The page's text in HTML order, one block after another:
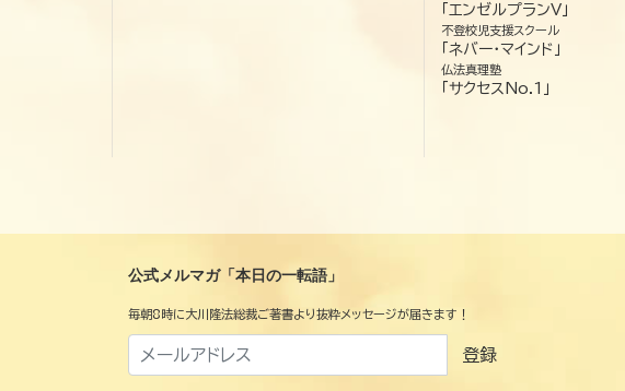
「エンゼルプランV」
不登校児支援スクール
「ネバー・マインド」
仏法真理塾
「サクセスNo.1」
公式メルマガ「本日の一転語」
毎朝8時に大川隆法総裁ご著書より抜粋メッセージが届きます！
登録